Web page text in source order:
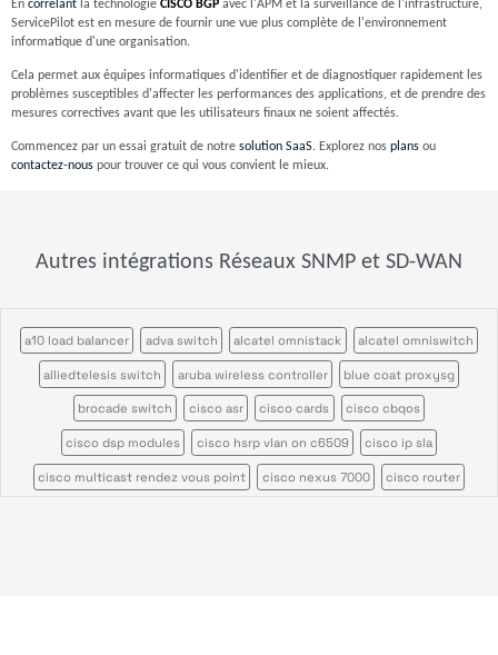
En corrélantla technologie CISCO BGPavec l'APM et la surveillance de l'infrastructure,
ServicePilot est en mesure de fournir une vue plus complète de l'environnement
informatique d'une organisation.
Cela permet aux équipes informatiques d'identifier et de diagnostiquer rapidement les
problèmes susceptibles d'affecter les performances des applications, et de prendre des
mesures correctives avant que les utilisateurs finaux ne soient affectés.
Commencez par un essai gratuit de notre solution SaaS. Explorez nos plansou
contactez-nouspour trouver ce qui vous convient le mieux.
Autres intégrations Réseaux SNMP et SD-WAN
a10 load balancer adva switch alcatel omnistack alcatel omniswitch
alliedtelesis switch aruba wireless controller blue coat proxysg
brocade switch cisco asr cisco cards cisco cbqos
cisco dsp modules cisco hsrp vlan on c6509 cisco ip sla
cisco multicast rendez vous point cisco nexus 7000 cisco router